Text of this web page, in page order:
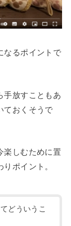
なるポイントで
手放すこともあ
ておくそうで
楽しむために置
ポイント。
どういうこ